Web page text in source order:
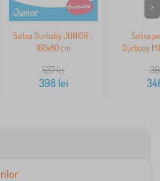
Saltea Ourbaby JUNIOR -
160x80 cm
537lei
398lei
Saltea
Ourbaby
>